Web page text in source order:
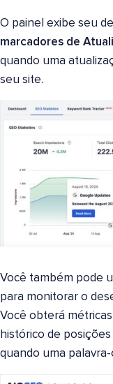
O painel exibe seu
marcadores de
quando uma
seu site.
Você também pode
para monitorar o
Você obterá
histórico de
quando uma